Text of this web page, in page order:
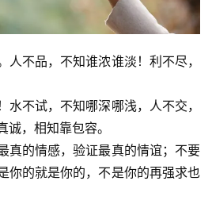
人不品，不知谁浓谁淡！利不尽，
水不试，不知哪深哪浅，人不交，
，相知靠包容。
真的情感，验证最真的情谊；不要
你的就是你的，不是你的再强求也